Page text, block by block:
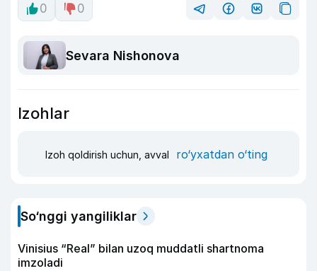
0 0
Sevara Nishonova
Izohlar
Izoh qoldirish uchun, avval ro‘yxatdan o‘ting
So‘nggi yangiliklar
Vinisius “Real” bilan uzoq muddatli shartnoma
imzoladi